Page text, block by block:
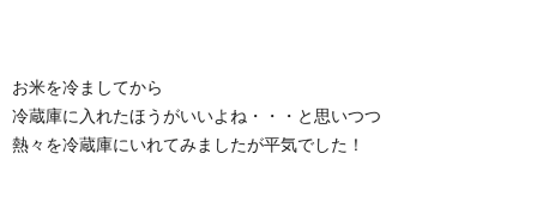
お米を冷ましてから
冷蔵庫に入れたほうがいいよね・・・と思いつつ
熱々を冷蔵庫にいれてみましたが平気でした！